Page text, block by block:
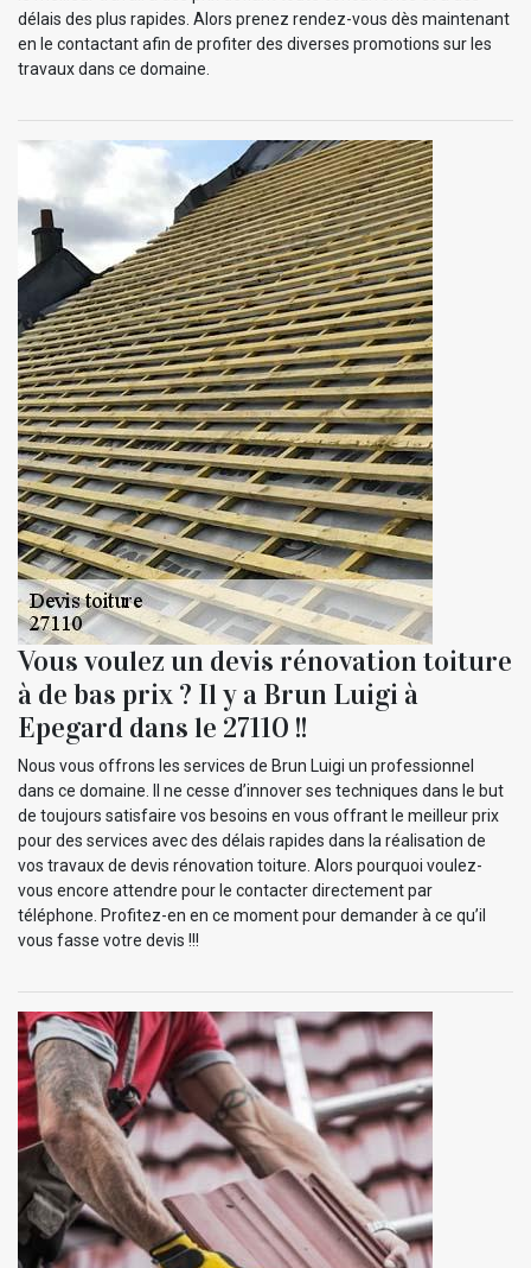
délais des plus rapides. Alors prenez rendez-vous dès maintenant
en le contactant afin de profiter des diverses promotions sur les
travaux dans ce domaine.
Vous voulez un devis rénovation toiture
à de bas prix ? Il y a Brun Luigi à
Epegard dans le 27110 !!
Nous vous offrons les services de Brun Luigi un professionnel
dans ce domaine. Il ne cesse d’innover ses techniques dans le but
de toujours satisfaire vos besoins en vous offrant le meilleur prix
pour des services avec des délais rapides dans la réalisation de
vos travaux de devis rénovation toiture. Alors pourquoi voulez-
vous encore attendre pour le contacter directement par
téléphone. Profitez-en en ce moment pour demander à ce qu’il
vous fasse votre devis !!!